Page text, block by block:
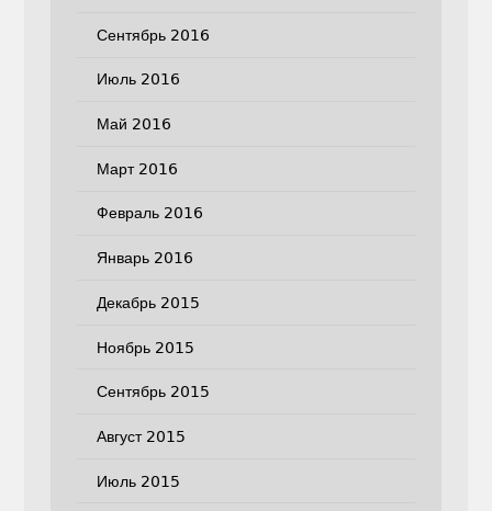
Сентябрь 2016
Июль 2016
Май 2016
Март 2016
Февраль 2016
Январь 2016
Декабрь 2015
Ноябрь 2015
Сентябрь 2015
Август 2015
Июль 2015